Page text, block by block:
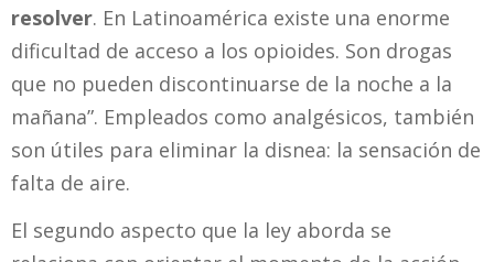
resolver. En Latinoamérica existe una enorme
dificultad de acceso a los opioides. Son drogas
que no pueden discontinuarse de la noche a la
mañana”. Empleados como analgésicos, también
son útiles para eliminar la disnea: la sensación de
falta de aire.
El segundo aspecto que la ley aborda se